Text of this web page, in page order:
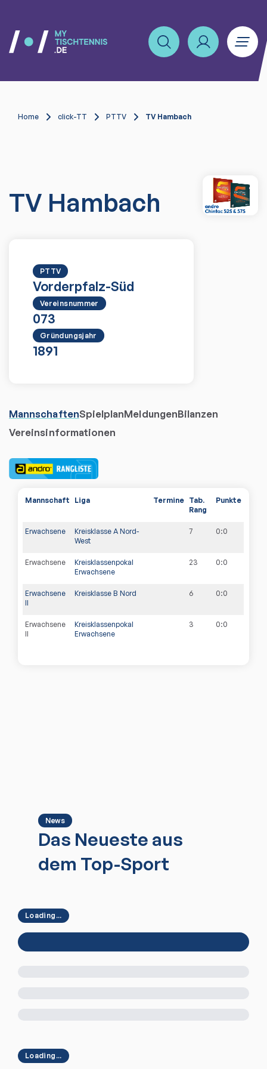
Home click-TT PTTV TV Hambach
TV Hambach
PTTV
Vorderpfalz-Süd
Vereinsnummer
073
Gründungsjahr
1891
MannschaftenSpielplanMeldungenBilanzen
Vereinsinformationen
Mannschaft Liga Termine Tab.
Rang
Punkte
Erwachsene
Kreisklasse A Nord-
West
7 0:0
Erwachsene
Kreisklassenpokal
Erwachsene
23 0:0
Erwachsene
II
Kreisklasse B Nord 6 0:0
Erwachsene
II
Kreisklassenpokal
Erwachsene
3 0:0
News
Das Neueste aus
dem Top-Sport
Loading...
Loading...